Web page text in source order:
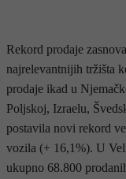
Rekord prodaje
najrelevantnijih tržišta
prodaje ikad u
Poljskoj, Izraelu,
postavila novi rekord
vozila (+ 16,1%). U
ukupno 68.800